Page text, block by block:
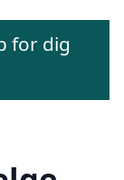
for dig